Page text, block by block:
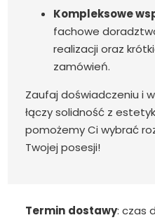
Kompleksowe
fachowe
realizacji oraz
zamówień.
Zaufaj doświadczeniu i
łączy solidność z
pomożemy Ci wybrać
Twojej posesji!
Termin dostawy: czas